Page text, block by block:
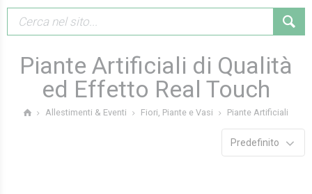
Piante Artificiali di Qualità
ed Effetto Real Touch
Allestimenti & Eventi Fiori, Piante e Vasi Piante Artificiali
Predefinito